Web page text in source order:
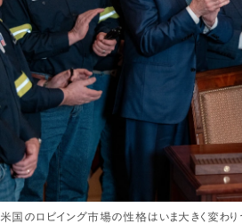
米国のロビイング市場の性格はいま大きく変わ